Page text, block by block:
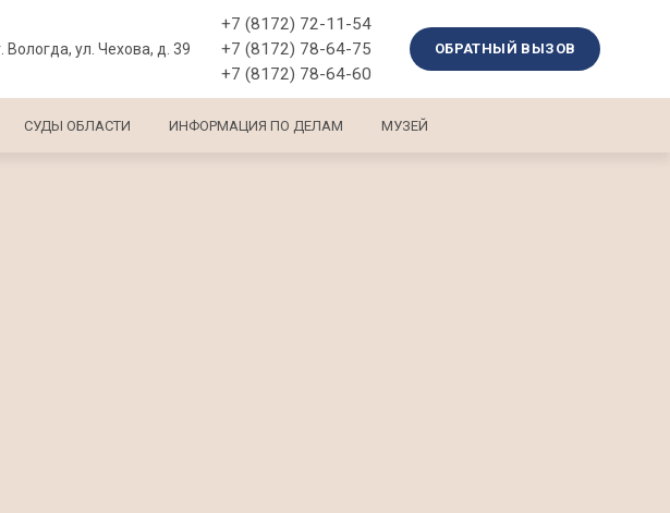
Вологда, ул. Чехова, д. 39
+7 (8172) 72-11-54
+7 (8172) 78-64-75
+7 (8172) 78-64-60
ОБРАТНЫЙ ВЫЗОВ
СУДЫ ОБЛАСТИ ИНФОРМАЦИЯ ПО ДЕЛАМ МУЗЕЙ